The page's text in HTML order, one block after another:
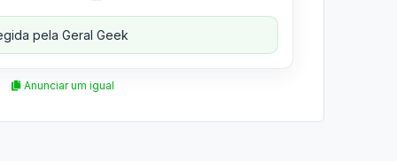
pela Geral Geek
Anunciar um igual